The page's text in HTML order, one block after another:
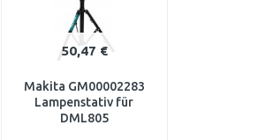
50,47 €
Makita GM00002283
Lampenstativ für
DML805